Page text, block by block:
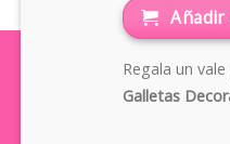
Regala un
Galletas